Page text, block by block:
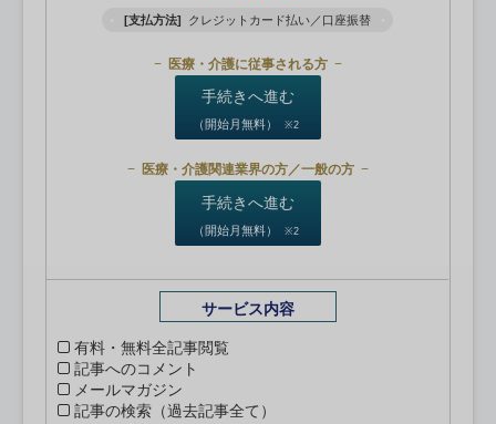
[支払方法] クレジットカード払い／口座振替
医療・介護に従事される方
手続きへ進む
（開始月無料） ※2
医療・介護関連業界の方／一般の方
手続きへ進む
（開始月無料） ※2
サービス内容
有料・無料全記事閲覧
記事へのコメント
メールマガジン
記事の検索（過去記事全て）